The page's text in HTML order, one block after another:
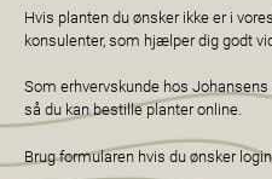
Hvis planten du ønsker ikke er i
konsulenter, som hjælper dig godt
Som erhvervskunde hos
så du kan bestille planter online.
Brug formularen hvis du ønsker